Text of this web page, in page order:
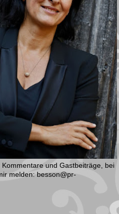
Kommentare und Gastbeiträge, bei
melden: besson@pr-